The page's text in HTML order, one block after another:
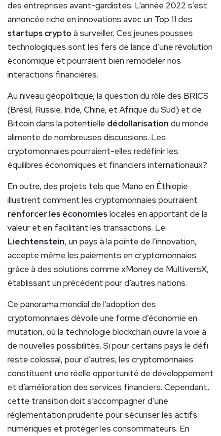
des entreprises avant-gardistes. L’année 2022 s’est
annoncée riche en innovations avec un Top 11 des
startups crypto à surveiller. Ces jeunes pousses
technologiques sont les fers de lance d’une révolution
économique et pourraient bien remodeler nos
interactions financières.
Au niveau géopolitique, la question du rôle des BRICS
(Brésil, Russie, Inde, Chine, et Afrique du Sud) et de
Bitcoin dans la potentielle dédollarisation du monde
alimente de nombreuses discussions. Les
cryptomonnaies pourraient-elles redéfinir les
équilibres économiques et financiers internationaux?
En outre, des projets tels que Mano en Éthiopie
illustrent comment les cryptomonnaies pourraient
renforcer les économies locales en apportant de la
valeur et en facilitant les transactions. Le
Liechtenstein, un pays à la pointe de l’innovation,
accepte même les paiements en cryptomonnaies
grâce à des solutions comme xMoney de MultiversX,
établissant un précédent pour d’autres nations.
Ce panorama mondial de l’adoption des
cryptomonnaies dévoile une forme d’économie en
mutation, où la technologie blockchain ouvre la voie à
de nouvelles possibilités. Si pour certains pays le défi
reste colossal, pour d’autres, les cryptomonnaies
constituent une réelle opportunité de développement
et d’amélioration des services financiers. Cependant,
cette transition doit s’accompagner d’une
réglementation prudente pour sécuriser les actifs
numériques et protéger les consommateurs. En